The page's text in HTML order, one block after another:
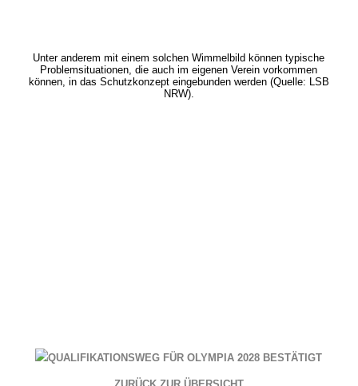
Unter anderem mit einem solchen Wimmelbild können typische
Problemsituationen, die auch im eigenen Verein vorkommen
können, in das Schutzkonzept eingebunden werden (Quelle: LSB
NRW).
QUALIFIKATIONSWEG FÜR OLYMPIA 2028 BESTÄTIGT